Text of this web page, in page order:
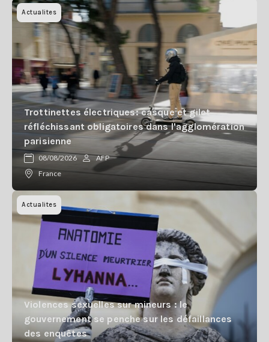
Actualites
Trottinettes électriques: casque et gilet
réfléchissant obligatoires dans l'agglomération
parisienne
08/08/2026
AFP
France
Actualites
Violences sexuelles sur mineurs : le
gouvernement se penche sur les défaillances
des enquêtes